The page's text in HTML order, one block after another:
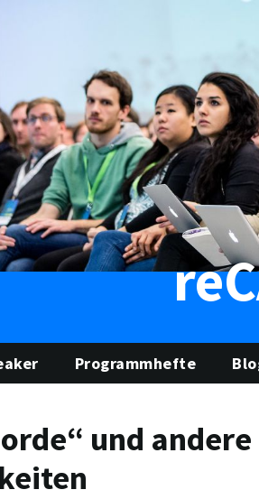
Programmhefte
und andere